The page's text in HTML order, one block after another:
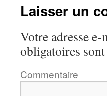
Laisser un
Votre adresse
obligatoires
Commentaire